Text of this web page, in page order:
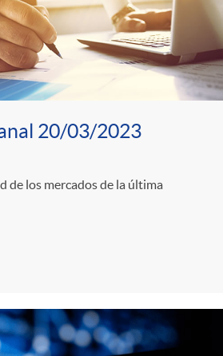
20/03/2023
de los mercados de la última